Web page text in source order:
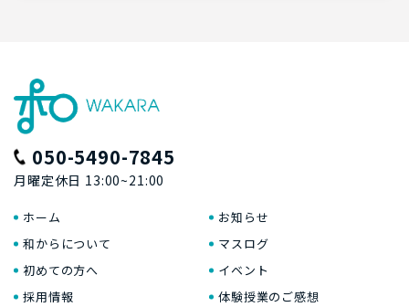
050-5490-7845
月曜定休日 13:00~21:00
ホーム
和からについて
初めての方へ
採用情報
お知らせ
マスログ
イベント
体験授業のご感想